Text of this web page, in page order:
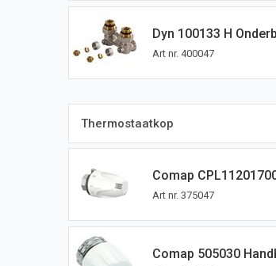
Dyn 100133 H
Art nr. 400047
Thermostaatkop
Comap
Art nr. 375047
Comap 505030